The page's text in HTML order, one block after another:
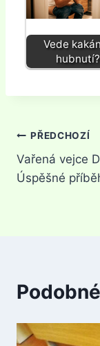
Vede
hubnutí?
Navigace
pro
PŘEDCHOZÍ
Vařená vejce
Úspěšné